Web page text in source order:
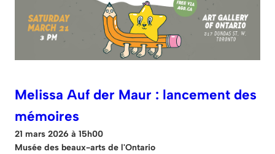
Melissa Auf der Maur : lancement des
mémoires
21 mars 2026 à 15h00
Musée des beaux-arts de l'Ontario